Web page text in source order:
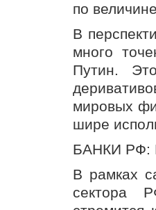
по
В
много
Путин.
мировых
шире
БАНКИ РФ:
В рамках
сектора